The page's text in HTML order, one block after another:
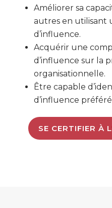
Améliorer sa
autres en utilisant
d’influence.
Acquérir une
d’influence sur la
organisationnelle.
Être capable
d’influence
SE CERTIFIER À